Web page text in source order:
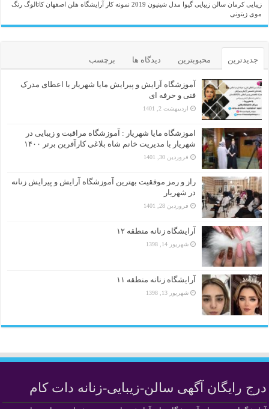
زیبایی کرمان سالن زیبایی گیوا مدل شینیون 2019 نمونه کار آرایشگاه هلن اصفهان کاتالوگ رنگ
موی زیتونی
جدیدترین محبوبترین دیدگاه ها برچسب
آموزشگاه آرایش و پیرایش مایا شهریار با اعطای مدرک
فنی و حرفه ای
اردیبهشت 2, 1401
اموزشگاه مایا شهریار : آموزشگاه مراقبت و زیبایی در
شهریار با مدیریت خانم شاه بلاغی کارآفرین برتر ۱۴۰۰
فروردین 30, 1401
راز و رمز موفقیت بهترین آموزشگاه آرایش و پیرایش زنانه
در شهریار
فروردین 28, 1401
آرایشگاه زنانه منطقه ۱۲
شهریور 14, 1398
آرایشگاه زنانه منطقه ۱۱
شهریور 13, 1398
درج رایگان آگهی سالن-زیبایی-زنانه دات کام